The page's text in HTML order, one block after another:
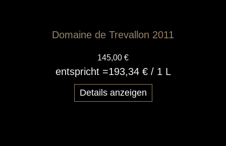
Domaine de Trevallon 2011
145,00 €
entspricht =193,34 €/ 1 L
Details anzeigen